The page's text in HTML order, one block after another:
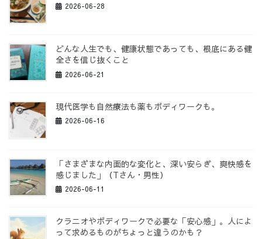
2026-06-28
どんな人生でも、健康状態であっても、根底にある健
全さを信じ抜くこと
2026-06-21
現代医学も自然療法も薬もボディワークも。
2026-06-16
「さまざまな内面的な変化と、深い安らぎ、爽快感を
感じました」（Tさん・男性）
2026-06-11
クラニオやボディワークで必要な「安心感」。人によ
って求めるものがちょっと違うのかも？